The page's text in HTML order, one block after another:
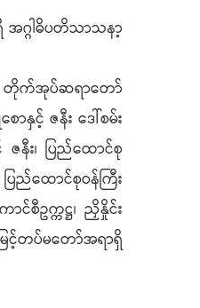
ဂ္ဂါဓိပတိသာသနာ့
တိုက်အုပ်ဆရာတော်
နှင့် ဇနီး ဒေါ်စမ်း
ဇနီး၊ ပြည်ထောင်စု
ြည်ထောင်စုဝန်ကြီး
င်စီဥက္ကဋ္ဌ၊ ညှိနှိုင်း
ြင့်တပ်မတော်အရာရှိ